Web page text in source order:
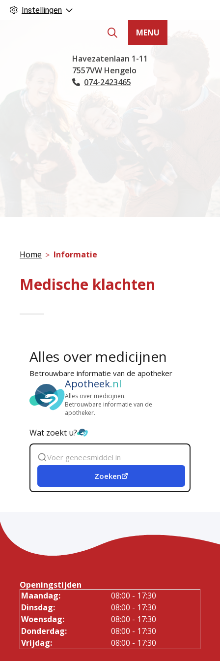
Instellingen
Hoofdmenu
MENU
Havezatenlaan 1-11
7557VW Hengelo
Tel:
074-2423465
Home Informatie
Medische klachten
Alles over medicijnen
Betrouwbare informatie van de apotheker
Apotheek.nl
Alles over medicijnen.
Betrouwbare informatie van de
apotheker.
Wat zoekt u?
Zoek
geneesmiddel
Zoeken
Openingstijden
Maandag:
08:00 - 17:30
Dinsdag:
08:00 - 17:30
Woensdag:
08:00 - 17:30
Donderdag:
08:00 - 17:30
Vrijdag:
08:00 - 17:30